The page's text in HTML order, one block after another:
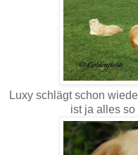
Luxy schlägt schon
ist ja alles